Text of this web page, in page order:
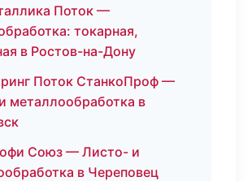
Поток —
токарная,
в Ростов-на-Дону
Поток СтанкоПроф —
металлообработка в
Союз — Листо- и
в Череповец